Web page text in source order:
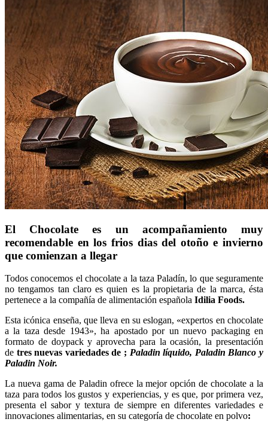
El Chocolate es un acompañamiento muy
recomendable en los frios dias del otoño e invierno
que comienzan a llegar
Todos conocemos el chocolate a la taza Paladín, lo que seguramente
no tengamos tan claro es quien es la propietaria de la marca, ésta
pertenece a la compañía de alimentación española Idilia Foods.
Esta icónica enseña, que lleva en su eslogan, «expertos en chocolate
a la taza desde 1943», ha apostado por un nuevo packaging en
formato de doypack y aprovecha para la ocasión, la presentación
de tres nuevas variedades de ; Paladin líquido, Paladin Blanco y
Paladin Noir.
La nueva gama de Paladin ofrece la mejor opción de chocolate a la
taza para todos los gustos y experiencias, y es que, por primera vez,
presenta el sabor y textura de siempre en diferentes variedades e
innovaciones alimentarias, en su categoría de chocolate en polvo: